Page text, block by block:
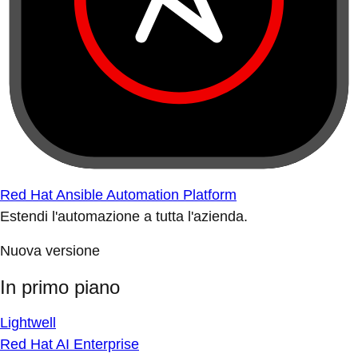
Red Hat Ansible Automation Platform
Estendi l'automazione a tutta l'azienda.
Nuova versione
In primo piano
Lightwell
Red Hat AI Enterprise